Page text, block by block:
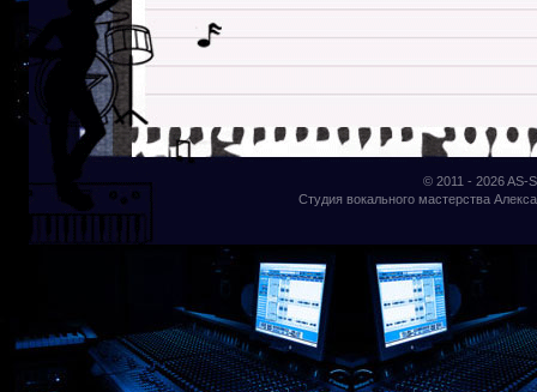
© 2011 - 2026AS-
Студия вокального мастерства